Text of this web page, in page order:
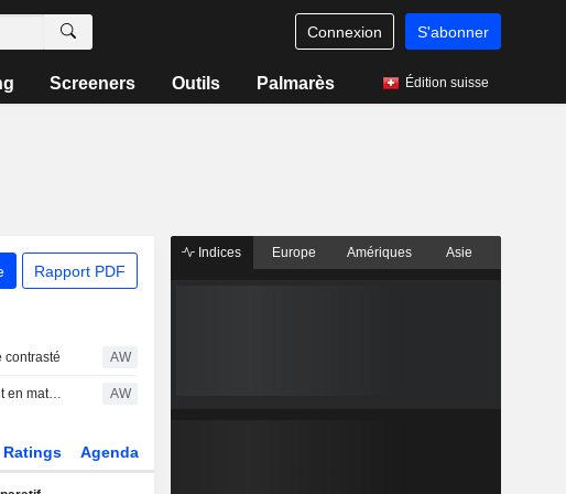
Connexion S'abonner
Screeners Outils Palmarès Édition suisse
Rapport PDF
contrasté AW
Bourse Zurich: le SMI toujours confiant en matinée AW
Ratings Agenda
Indices Europe Amériques Asie